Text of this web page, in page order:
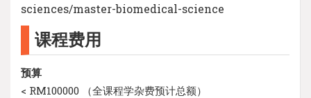
sciences/master-biomedical-science
课程费用
预算
< RM100000 （全课程学杂费预计总额）